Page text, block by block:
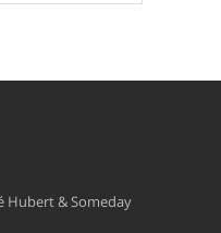
Hubert & Someday